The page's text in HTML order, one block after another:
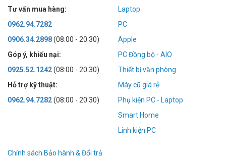
Tư vấn mua hàng:
0962.94.7282
0906.34.2898(08:00 - 20:30)
Góp ý, khiếu nại:
0925.52.1242(08:00 - 20:30)
Hỗ trợ kỹ thuật:
0962.94.7282(08:00 - 20:30)
Laptop
PC
Apple
PC Đồng bộ - AIO
Thiết bị văn phòng
Máy cũ giá rẻ
Phụ kiện PC - Laptop
Smart Home
Linh kiện PC
Chính sách Bảo hành & Đổi trả